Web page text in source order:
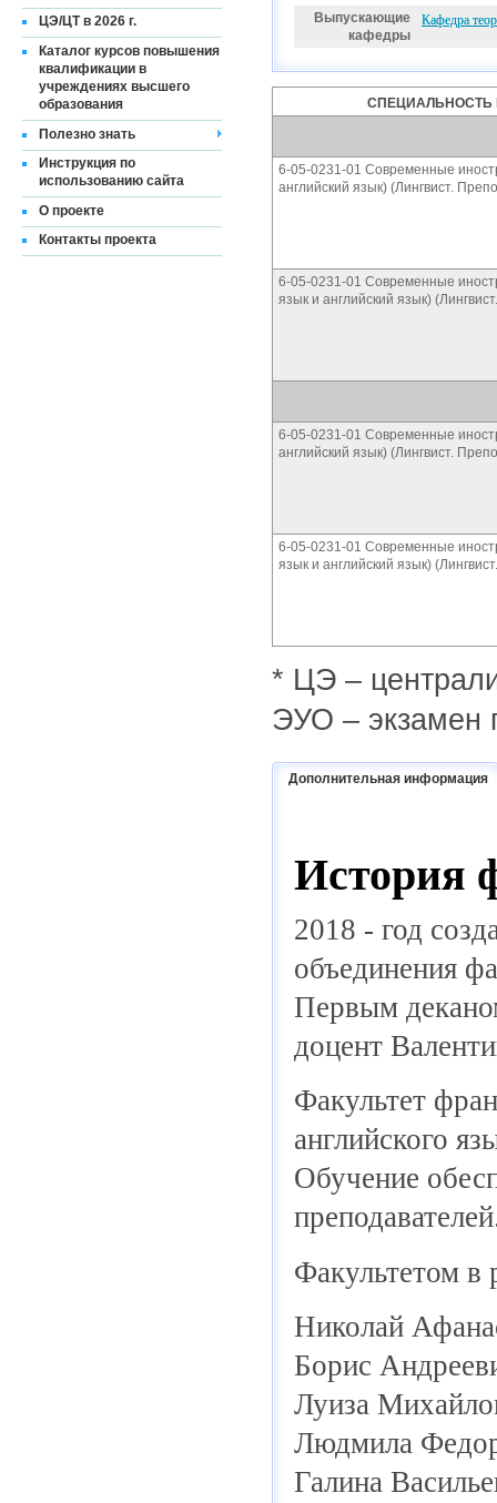
ЦЭ/ЦТ в 2026 г.
Каталог курсов повышения
квалификации в
учреждениях высшего
образования
Полезно знать
Инструкция по
использованию сайта
О проекте
Контакты проекта
Выпускающие
кафедры
Кафедра
СПЕЦИАЛЬНОСТЬ
6-05-0231-01 Современные
английский язык) (Лингвист.
6-05-0231-01 Современные
язык и английский язык)
6-05-0231-01 Современные
английский язык) (Лингвист.
6-05-0231-01 Современные
язык и английский язык)
* ЦЭ –
ЭУО – экзамен
Дополнительная информация
История
2018 - год
объединения
Первым
доцент
Факультет
английского
Обучение
Факультетом в
Николай
Борис
Луиза
Людмила
Галина